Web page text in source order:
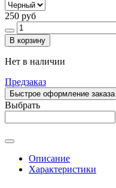
250 руб
В корзину
Нет в наличии
Предзаказ
Быстрое оформление заказа
Выбрать
Описание
Характеристики